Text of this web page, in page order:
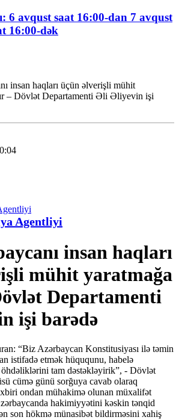
6 avqust saat 16:00-dan 7 avqust
16:00-dək
insan haqları üçün əlverişli mühit
– Dövlət Departamenti Əli Əliyevin işi
Agentliyi
insan haqları
mühit yaratmağa
Departamenti
işi barədə
“Biz Azərbaycan Konstitusiyası ilə təmin
istifadə etmək hüququnu, habelə
tam dəstəkləyirik”, - Dövlət
cümə günü sorğuya cavab olaraq
ondan mühakimə olunan müxalifət
hakimiyyətini kəskin tənqid
son hökmə münasibət bildirməsini xahiş